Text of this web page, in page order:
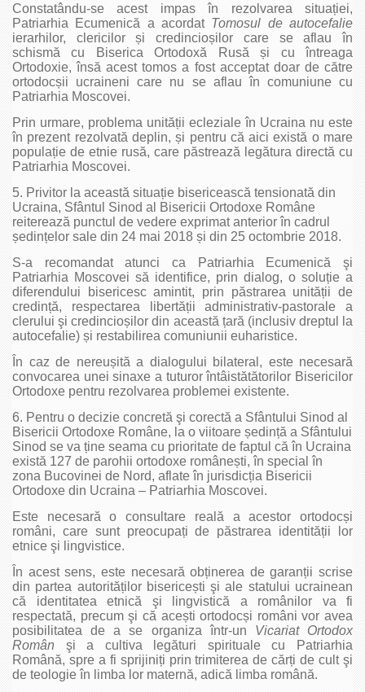
Constatându-se acest impas în rezolvarea situației,
Patriarhia Ecumenică a acordat Tomosul de autocefalie
ierarhilor, clericilor și credincioșilor care se aflau în
schismă cu Biserica Ortodoxă Rusă și cu întreaga
Ortodoxie, însă acest tomos a fost acceptat doar de către
ortodocșii ucraineni care nu se aflau în comuniune cu
Patriarhia Moscovei.
Prin urmare, problema unității ecleziale în Ucraina nu este
în prezent rezolvată deplin, și pentru că aici există o mare
populație de etnie rusă, care păstrează legătura directă cu
Patriarhia Moscovei.
5. Privitor la această situație bisericească tensionată din
Ucraina, Sfântul Sinod al Bisericii Ortodoxe Române
reiterează punctul de vedere exprimat anterior în cadrul
ședințelor sale din 24 mai 2018 și din 25 octombrie 2018.
S-a recomandat atunci ca Patriarhia Ecumenică şi
Patriarhia Moscovei să identifice, prin dialog, o soluție a
diferendului bisericesc amintit, prin păstrarea unității de
credință, respectarea libertății administrativ-pastorale a
clerului şi credincioșilor din această țară (inclusiv dreptul la
autocefalie) și restabilirea comuniunii euharistice.
În caz de nereușită a dialogului bilateral, este necesară
convocarea unei sinaxe a tuturor întâistătătorilor Bisericilor
Ortodoxe pentru rezolvarea problemei existente.
6. Pentru o decizie concretă şi corectă a Sfântului Sinod al
Bisericii Ortodoxe Române, la o viitoare ședință a Sfântului
Sinod se va ține seama cu prioritate de faptul că în Ucraina
există 127 de parohii ortodoxe românești, în special în
zona Bucovinei de Nord, aflate în jurisdicția Bisericii
Ortodoxe din Ucraina – Patriarhia Moscovei.
Este necesară o consultare reală a acestor ortodocși
români, care sunt preocupați de păstrarea identității lor
etnice şi lingvistice.
În acest sens, este necesară obținerea de garanții scrise
din partea autorităților bisericești şi ale statului ucrainean
că identitatea etnică şi lingvistică a românilor va fi
respectată, precum şi că acești ortodocși români vor avea
posibilitatea de a se organiza într-un Vicariat Ortodox
Român şi a cultiva legături spirituale cu Patriarhia
Română, spre a fi sprijiniți prin trimiterea de cărți de cult şi
de teologie în limba lor maternă, adică limba română.